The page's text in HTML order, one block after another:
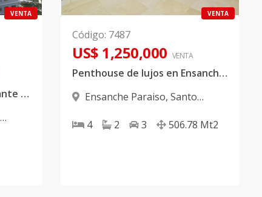
VENTA
Proyecto exclusivo y elegante en Paraíso
VENTA
Código: 7487
US$ 1,250,000 VENTA
Penthouse de lujos en Ensanche Paraíso
Ensanche Paraiso, Santo
4
2 3 506.78 Mt2